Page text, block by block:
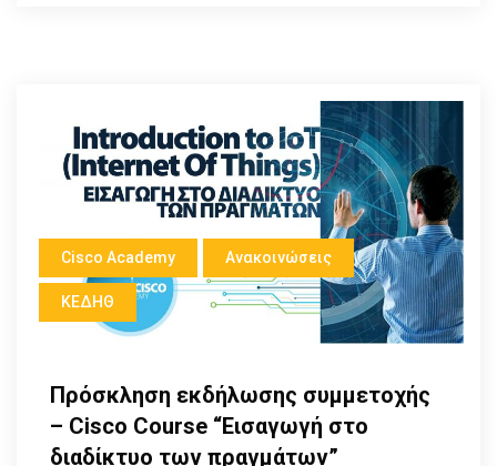
Cisco Academy Ανακοινώσεις
ΚΕΔΗΘ
Πρόσκληση εκδήλωσης συμμετοχής
– Cisco Course “Εισαγωγή στο
διαδίκτυο των πραγμάτων”